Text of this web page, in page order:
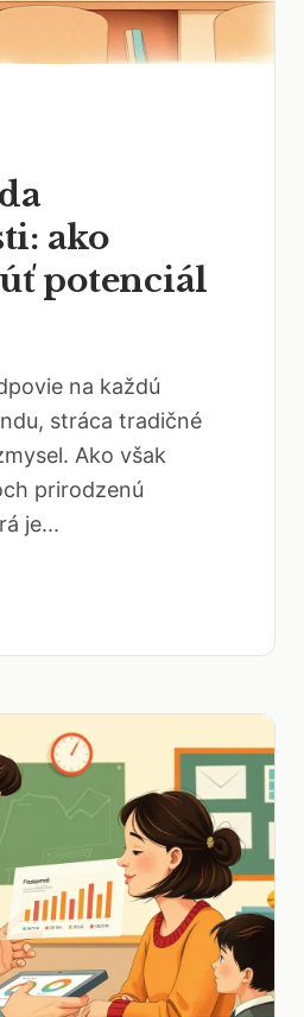
ako
potenciál
na každú
stráca tradičné
Ako však
prirodzenú
je...